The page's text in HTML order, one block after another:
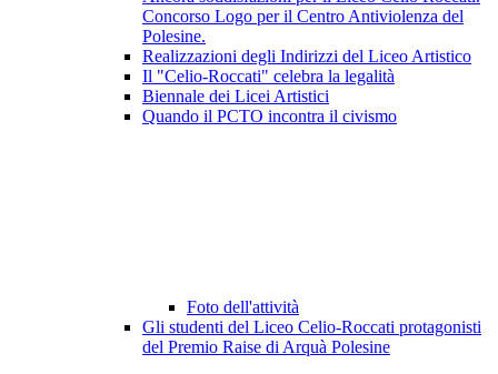
Concorso Logo per il Centro Antiviolenza del
Polesine.
Realizzazioni degli Indirizzi del Liceo Artistico
Il "Celio-Roccati" celebra la legalità
Biennale dei Licei Artistici
Quando il PCTO incontra il civismo
Foto dell'attività
Gli studenti del Liceo Celio-Roccati protagonisti
del Premio Raise di Arquà Polesine